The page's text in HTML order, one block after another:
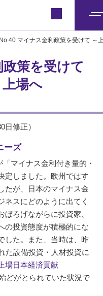
No.40 マイナス金利政策を受けて ～
策を受けて
場へ
日修正）
ーズ
マイナス金利付き量的・
定しました。欧州ではす
たが、日本のマイナス金
ネスにどのように出てく
ろげながらに投資家、
の投資態度が積極的にな
した。また、当時は、昨
た設備投資・人材投資に
上場日本経済貢献
どがとられていた状況で